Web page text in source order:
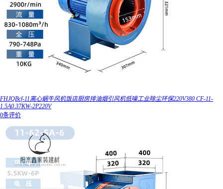
FHJQBcf-11离心蜗牛风机饭店厨房排油烟引风机低噪工业除尘环保220V380 CF-11-
1.5A0.37KW-2P220V
0条评价